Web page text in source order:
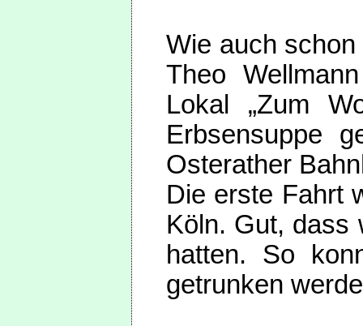
Wie auch
Theo
Lokal „Zum
Erbsensuppe
Osterather
Die erste Fahrt
Köln. Gut, dass
hatten. So
getrunken